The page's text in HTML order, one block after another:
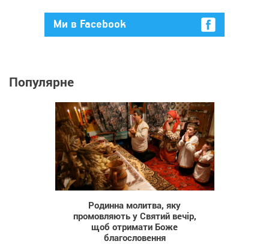
Ми в Facebook
Популярне
931
Родинна молитва, яку
промовляють у Святий вечір,
щоб отримати Боже
благословення